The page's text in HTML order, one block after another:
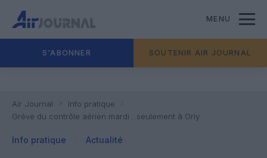
MENU
S'ABONNER SOUTENIR AIR JOURNAL
Air Journal
Info pratique
Grève du contrôle aérien mardi : seulement à Orly
Info pratique Actualité